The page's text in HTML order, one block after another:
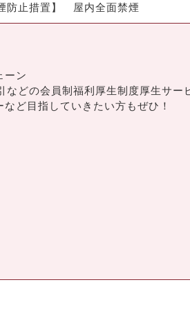
防止措置】　屋内全面禁煙
ーン
などの会員制福利厚生制度厚生サー
ど目指していきたい方もぜひ！